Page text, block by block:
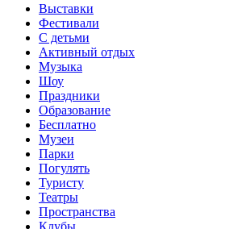
Выставки
Фестивали
С детьми
Активный отдых
Музыка
Шоу
Праздники
Образование
Бесплатно
Музеи
Парки
Погулять
Туристу
Театры
Пространства
Клубы